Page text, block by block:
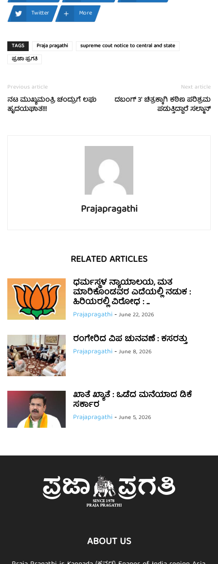
Twitter
More
TAGS Praja pragathi
supreme cout notice to central and state
ಪ್ರಜಾ ಪ್ರಗತಿ
Previous article
ನಟ ಮುಖ್ಯಮಂತ್ರಿ ಚಂದ್ರುಗೆ ಲಘು
ಹೃದಯಘಾತ!!!
Next article
ದಬಂಗ್ 3′ ಚಿತ್ರಕ್ಕಾಗಿ ಕಠಿಣ ಪರಿಶ್ರಮ
ಪಡುತ್ತಿದ್ದಾರೆ ಸಲ್ಮಾನ್
Prajapragathi
RELATED ARTICLES
ಧರ್ಮಸ್ಥಳ ನ್ಯಾಯಾಲಯ, ಮತ
ಮಾರಿಕೊಂಡವರ ಎದೆಯಲ್ಲಿ ನಡುಕ :
ಹಿರಿಯರಲ್ಲಿ ವಿರೋಧ : ...
Prajapragathi-June 22, 2026
ರಂಗೇರಿದ ವಿಪ ಚುನವಣೆ : ಕಸರತ್ತು
Prajapragathi-June 8, 2026
ಖಾತೆ ಖ್ಯಾತೆ : ಒಡೆದ ಮನೆಯಾದ ಡಿಕೆ
ಸರ್ಕಾರ
Prajapragathi-June 5, 2026
ABOUT US